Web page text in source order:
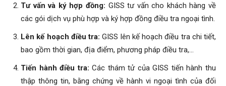
Tư vấn và ký hợp đồng: GISS tư vấn cho khách hàng về
các gói dịch vụ phù hợp và ký hợp đồng điều tra ngoại tình.
Lên kế hoạch điều tra: GISS lên kế hoạch điều tra chi tiết,
bao gồm thời gian, địa điểm, phương pháp điều tra,…
Tiến hành điều tra: Các thám tử của GISS tiến hành thu
thập thông tin, bằng chứng về hành vi ngoại tình của đối